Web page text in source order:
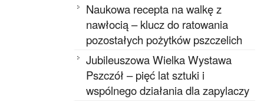
Naukowa recepta na walkę z
nawłocią – klucz do ratowania
pozostałych pożytków pszczelich
Jubileuszowa Wielka Wystawa
Pszczół – pięć lat sztuki i
wspólnego działania dla zapylaczy